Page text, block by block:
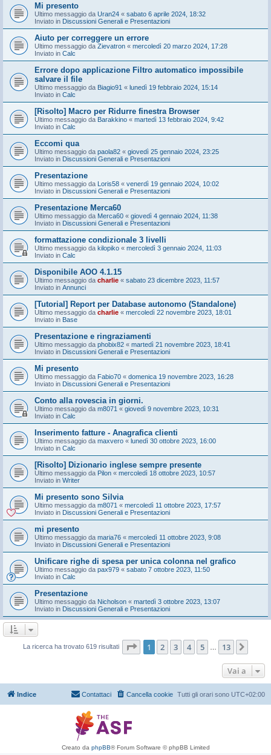
Mi presento
Ultimo messaggio da Uran24 « sabato 6 aprile 2024, 18:32
Inviato in Discussioni Generali e Presentazioni
Aiuto per correggere un errore
Ultimo messaggio da Zievatron « mercoledì 20 marzo 2024, 17:28
Inviato in Calc
Errore dopo applicazione Filtro automatico impossibile
salvare il file
Ultimo messaggio da Biagio91 « lunedì 19 febbraio 2024, 15:14
Inviato in Calc
[Risolto] Macro per Ridurre finestra Browser
Ultimo messaggio da Barakkino « martedì 13 febbraio 2024, 9:42
Inviato in Calc
Eccomi qua
Ultimo messaggio da paola82 « giovedì 25 gennaio 2024, 23:25
Inviato in Discussioni Generali e Presentazioni
Presentazione
Ultimo messaggio da Loris58 « venerdì 19 gennaio 2024, 10:02
Inviato in Discussioni Generali e Presentazioni
Presentazione Merca60
Ultimo messaggio da Merca60 « giovedì 4 gennaio 2024, 11:38
Inviato in Discussioni Generali e Presentazioni
formattazione condizionale 3 livelli
Ultimo messaggio da kilopiko « mercoledì 3 gennaio 2024, 11:03
Inviato in Calc
Disponibile AOO 4.1.15
Ultimo messaggio da charlie « sabato 23 dicembre 2023, 11:57
Inviato in Annunci
[Tutorial] Report per Database autonomo (Standalone)
Ultimo messaggio da charlie « mercoledì 22 novembre 2023, 18:01
Inviato in Base
Presentazione e ringraziamenti
Ultimo messaggio da phobix82 « martedì 21 novembre 2023, 18:41
Inviato in Discussioni Generali e Presentazioni
Mi presento
Ultimo messaggio da Fabio70 « domenica 19 novembre 2023, 16:28
Inviato in Discussioni Generali e Presentazioni
Conto alla rovescia in giorni.
Ultimo messaggio da m8071 « giovedì 9 novembre 2023, 10:31
Inviato in Calc
Inserimento fatture - Anagrafica clienti
Ultimo messaggio da maxvero « lunedì 30 ottobre 2023, 16:00
Inviato in Calc
[Risolto] Dizionario inglese sempre presente
Ultimo messaggio da Pilon « mercoledì 18 ottobre 2023, 10:57
Inviato in Writer
Mi presento sono Silvia
Ultimo messaggio da m8071 « mercoledì 11 ottobre 2023, 17:57
Inviato in Discussioni Generali e Presentazioni
mi presento
Ultimo messaggio da maria76 « mercoledì 11 ottobre 2023, 9:08
Inviato in Discussioni Generali e Presentazioni
Unificare righe di spesa per unica colonna nel grafico
Ultimo messaggio da pax979 « sabato 7 ottobre 2023, 11:50
Inviato in Calc
Presentazione
Ultimo messaggio da Nicholson « martedì 3 ottobre 2023, 13:07
Inviato in Discussioni Generali e Presentazioni
La ricerca ha trovato 619 risultati Pagina di 13
1 2 3 4 5 13
Vai a
Indice Tutti gli orari sono UTC+02:00
Cancella cookie
Contattaci
Creato da phpBB® Forum Software © phpBB Limited